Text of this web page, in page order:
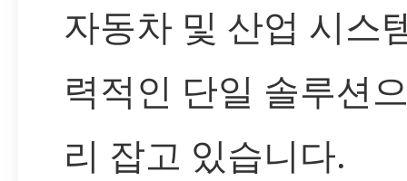
자동차 및 산업 시스
력적인 단일 솔루션
리 잡고 있습니다.